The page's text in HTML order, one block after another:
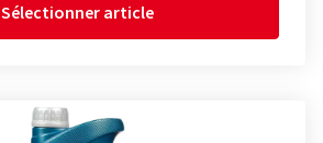
Sélectionner article